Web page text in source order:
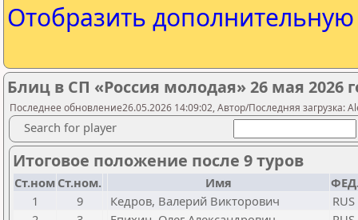
Отобразить
Блиц в СП «Россия молодая» 26 мая 2026
Последнее обновление26.05.2026 14:09:02, Автор/Последняя загрузка:
Search for player
Итоговое положение после 9 туров
Ст.ном Ст.ном. Имя
1
9 Кедров, Валерий Викторович
RUS